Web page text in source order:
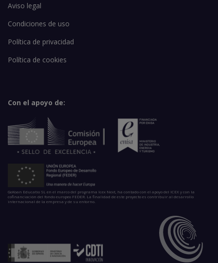
Aviso legal
Condiciones de uso
Política de privacidad
Política de cookies
Con el apoyo de:
GoKoan Educatio SL en el marco del programa Icex Next, ha contado con el apoyo del ICEX y con la
cofinanciación del fondo europeo FEDER. La finalidad de este proyecto es contribuir al desarrollo
internacional de la empresa y de su entorno.